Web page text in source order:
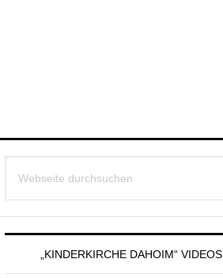
Haupt-
Sidebar
durchsuchen
„KINDERKIRCHE DAHOIM“ VIDEOS